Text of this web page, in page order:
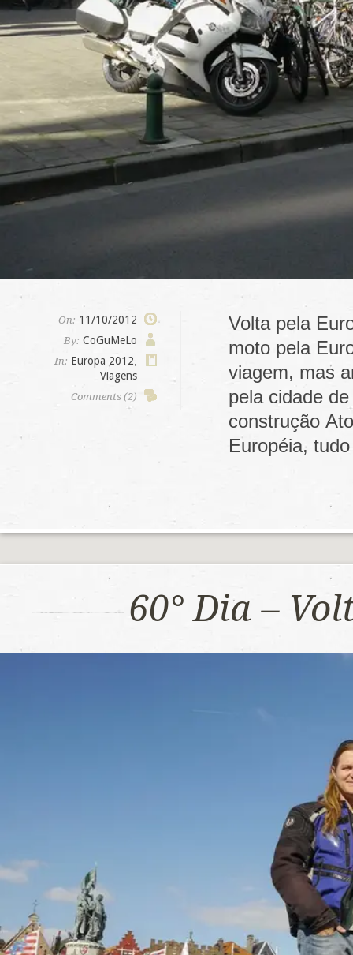
On: 11/10/2012
By: CoGuMeLo
In: Europa 2012
Viagens
Comments (2)
Volta pela
moto pela
viagem, mas
pela cidade
construção
Européia,
60° Dia –